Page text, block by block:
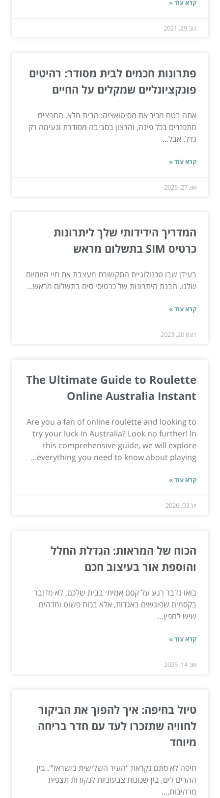
קרא עוד »
נוב 29, 2021
פתרונות חכמים לבית מסודר: רהיטים
פונקציונליים שמקלים על החיים
אתה בטח מכיר את הסיטואציה: הבית מלא, החפצים
מתפזרים בכל פינה, והרצון בסביבה מסודרת ונעימה רק
גדל. אבל...
קרא עוד »
אוג 27, 2025
המדריך הידידותי שלך ליתרונות
כרטיס SIM בתשלום מראש
בעידן שבו טכנולוגיית התקשורת מעצבת את חיי היומיום
שלנו, הבנת היתרונות של כרטיסי סים בתשלום מראש...
קרא עוד »
דצמ 20, 2023
The Ultimate Guide to Roulette
Online Australia Instant
Are you a fan of online roulette and looking to
try your luck in Australia? Look no further! In
this comprehensive guide, we will explore
everything you need to know about playing...
קרא עוד »
יול 03, 2026
הכוח של המראות: הגדלת החלל
והוספת אור בעיצוב חכם
בואו נדבר רגע על קסם אמיתי בבית שלכם. לא מדובר
בקסמים שפוגשים באגדות, אלא בכוח פשוט ומדהים
שיש לחפץ...
קרא עוד »
אוג 14, 2025
טיול בחיפה: איך להפוך את הביקור
לחוויה שתזכרו לעד עם חדר בריחה
מיוחד
חיפה לא סתם נקראת "העיר השלישית בישראל". בין
ההרים לים, בין שכונות צבעוניות לנקודות תצפית
מרהיבות,...